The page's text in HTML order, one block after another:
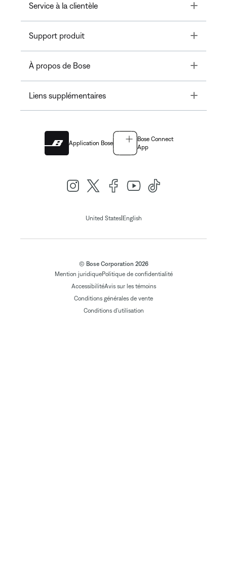
Service à la clientèle Toggle
Support produit Toggle
À propos de Bose Toggle
Liens supplémentaires Toggle
Application Bose
Bose Connect
App
United States| English
© Bose Corporation 2026
Mention juridiquePolitique de confidentialité
AccessibilitéAvis sur les témoins
Conditions générales de vente
Conditions d'utilisation